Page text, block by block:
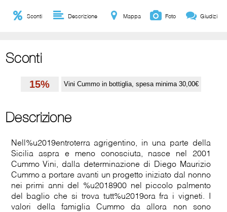
Sconti Descrizione Mappa Foto Giudizi
Sconti
15% Vini Cummo in bottiglia, spesa minima 30,00€
Descrizione
Nell%u2019entroterra agrigentino, in una parte della
Sicilia aspra e meno conosciuta, nasce nel 2001
Cummo Vini, dalla determinazione di Diego Maurizio
Cummo a portare avanti un progetto iniziato dal nonno
nei primi anni del %u2018900 nel piccolo palmento
del baglio che si trova tutt%u2019ora fra i vigneti. I
valori della famiglia Cummo da allora non sono